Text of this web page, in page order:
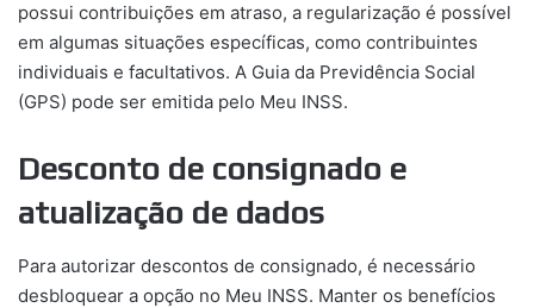
possui contribuições em atraso, a regularização é possível
em algumas situações específicas, como contribuintes
individuais e facultativos. A Guia da Previdência Social
(GPS) pode ser emitida pelo Meu INSS.
Desconto de consignado e
atualização de dados
Para autorizar descontos de consignado, é necessário
desbloquear a opção no Meu INSS. Manter os benefícios